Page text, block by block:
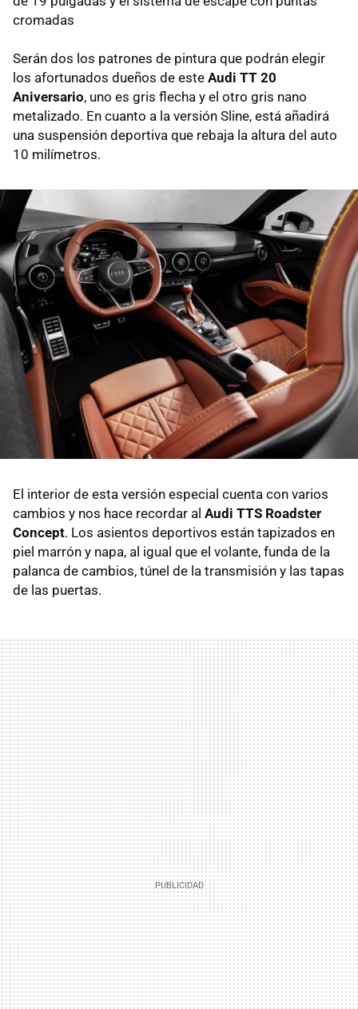
cromadas
Serán dos los patrones de pintura que podrán elegir
los afortunados dueños de este Audi TT 20
Aniversario, uno es gris flecha y el otro gris nano
metalizado. En cuanto a la versión Sline, está añadirá
una suspensión deportiva que rebaja la altura del auto
10 milímetros.
El interior de esta versión especial cuenta con varios
cambios y nos hace recordar al Audi TTS Roadster
Concept. Los asientos deportivos están tapizados en
piel marrón y napa, al igual que el volante, funda de la
palanca de cambios, túnel de la transmisión y las tapas
de las puertas.